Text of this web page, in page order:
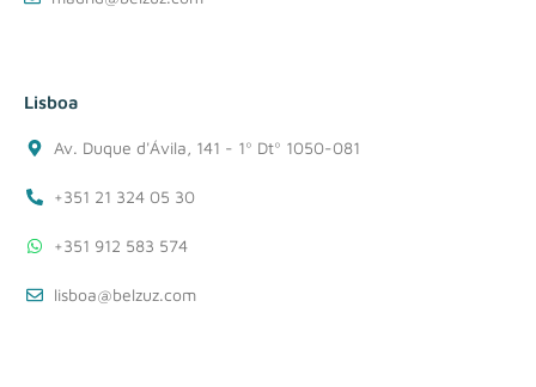
Lisboa
Av. Duque d'Ávila, 141 - 1º Dtº 1050-081
+351 21 324 05 30
+351 912 583 574
lisboa@belzuz.com